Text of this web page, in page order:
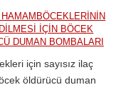
IÇIN BÖCEK
DUMAN BOMBALARI
için sayısız ilaç
öldürücü duman